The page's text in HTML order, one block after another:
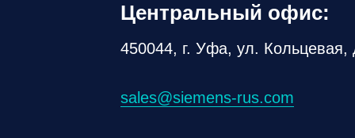
450044, г. Уфа, ул. Кольцевая,
sales@siemens-rus.com
Центральный офис: